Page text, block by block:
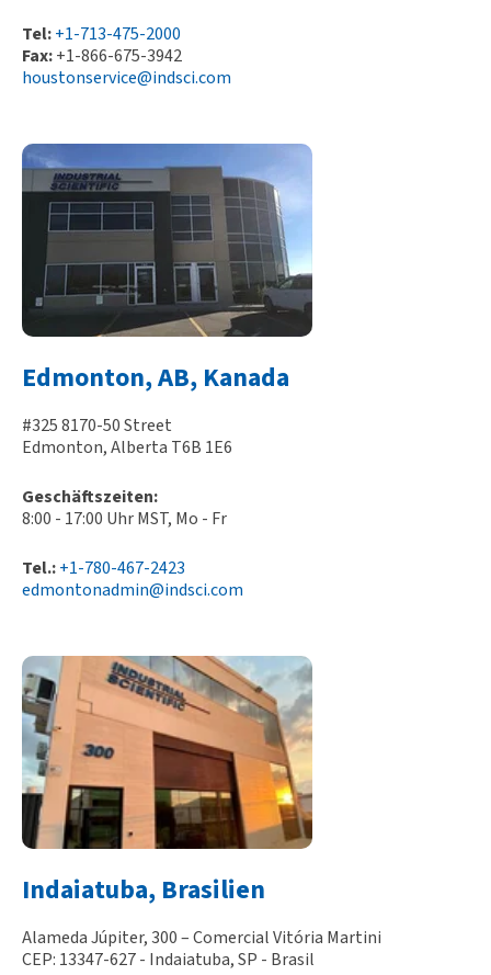
Tel:+1-713-475-2000
Fax:+1-866-675-3942
houstonservice@indsci.com
Edmonton, AB, Kanada
#325 8170-50 Street
Edmonton, Alberta T6B 1E6
Geschäftszeiten:
8:00 - 17:00 Uhr MST, Mo - Fr
Tel.:+1-780-467-2423
edmontonadmin@indsci.com
Indaiatuba, Brasilien
Alameda Júpiter, 300 – Comercial Vitória Martini
CEP: 13347-627 - Indaiatuba, SP - Brasil